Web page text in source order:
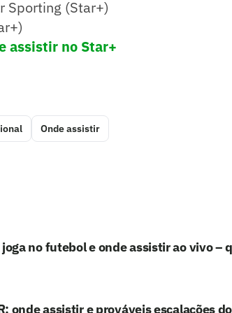
Sporting (Star+)
assistir no Star+
Onde assistir
no futebol e onde assistir ao vivo –
onde assistir e prováveis escalações